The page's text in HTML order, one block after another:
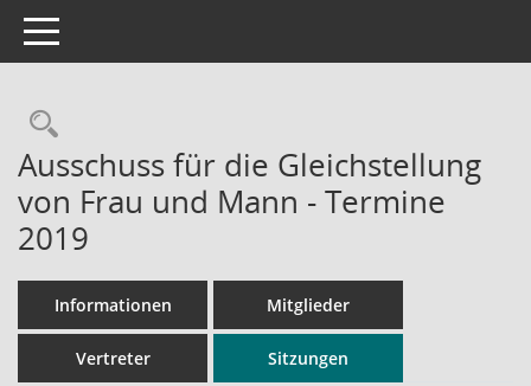
Toggle navigation
Rechercheauswahl
Ausschuss für die Gleichstellung
von Frau und Mann - Termine
2019
Informationen Mitglieder
Vertreter Sitzungen